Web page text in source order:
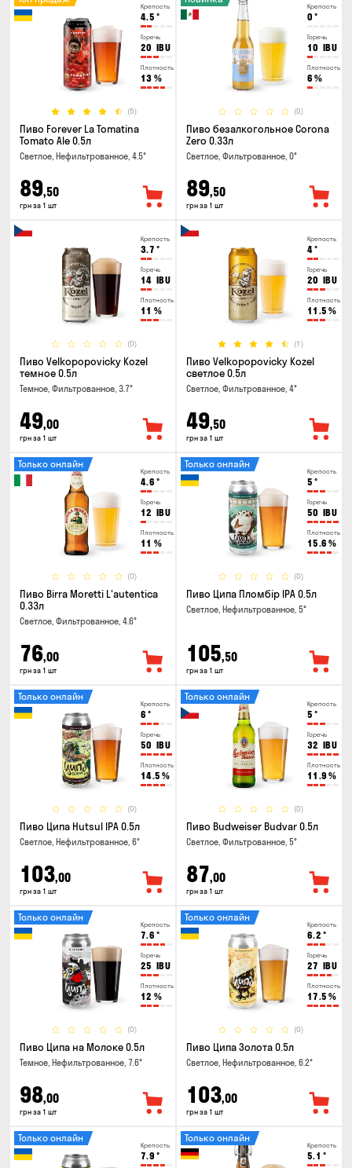
Крепость
4.5 °
Горечь
20 IBU
Плотность
13 %
(5)
Пиво Forever La Tomatina
Tomato Ale 0.5л
Светлое, Нефильтрованное, 4.5°
89,50
грн за 1 шт
Крепость
0 °
Горечь
10 IBU
Плотность
6 %
(0)
Пиво безалкогольное Corona
Zero 0.33л
Светлое, Фильтрованное, 0°
89,50
грн за 1 шт
Крепость
3.7 °
Горечь
14 IBU
Плотность
11 %
(0)
Пиво Velkopopovicky Kozel
темное 0.5л
Темное, Фильтрованное, 3.7°
49,00
грн за 1 шт
Крепость
4°
Горечь
20 IBU
Плотность
11.5 %
(1)
Пиво Velkopopovicky Kozel
светлое 0.5л
Светлое, Фильтрованное, 4°
49,50
грн за 1 шт
Крепость
4.6 °
Горечь
12 IBU
Плотность
11 %
(0)
Только онлайн
Пиво Birra Moretti L'autentica
0.33л
Светлое, Фильтрованное, 4.6°
76,00
грн за 1 шт
Крепость
5 °
Горечь
50 IBU
Плотность
15.6 %
(0)
Только онлайн
Пиво Ципа Пломбір IPA 0.5л
Светлое, Нефильтрованное, 5°
105,50
грн за 1 шт
Крепость
6 °
Горечь
50 IBU
Плотность
14.5 %
(0)
Только онлайн
Пиво Ципа Hutsul IPA 0.5л
Светлое, Нефильтрованное, 6°
103,00
грн за 1 шт
Крепость
5 °
Горечь
32 IBU
Плотность
11.9 %
(0)
Только онлайн
Пиво Budweiser Budvar 0.5л
Светлое, Фильтрованное, 5°
87,00
грн за 1 шт
Крепость
7.6 °
Горечь
25 IBU
Плотность
12 %
(0)
Только онлайн
Пиво Ципа на Молоке 0.5л
Темное, Нефильтрованное, 7.6°
98,00
грн за 1 шт
Крепость
6.2 °
Горечь
27 IBU
Плотность
17.5 %
(0)
Только онлайн
Пиво Ципа Золота 0.5л
Светлое, Нефильтрованное, 6.2°
103,00
грн за 1 шт
Крепость
7.9 °
Только онлайн
Крепость
5.1 °
Только онлайн